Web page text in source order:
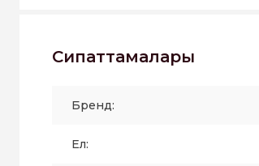
Сипаттамалары
Бренд:
Ел: